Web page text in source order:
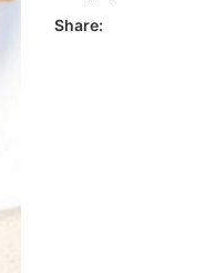
Share: